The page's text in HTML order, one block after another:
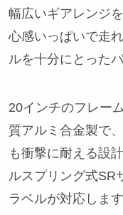
幅広いギアレンジ
心感いっぱいで走
ルを十分にとった
20インチのフレー
質アルミ合金製で
も衝撃に耐える設
ルスプリング式SR
ラベルが対応しま